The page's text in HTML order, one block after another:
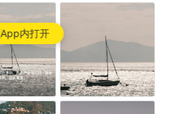
App内打开